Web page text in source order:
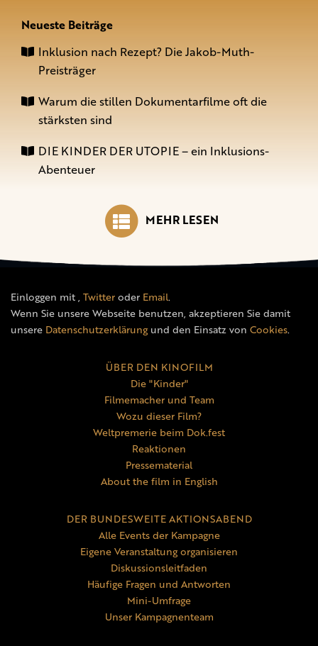
Neueste Beiträge
Inklusion nach Rezept? Die Jakob-Muth-
Preisträger
Warum die stillen Dokumentarfilme oft die
stärksten sind
DIE KINDER DER UTOPIE – ein Inklusions-
Abenteuer
MEHR LESEN
Einloggen mit, Twitteroder Email.
Wenn Sie unsere Webseite benutzen, akzeptieren Sie damit
unsere Datenschutzerklärungund den Einsatz von Cookies.
ÜBER DEN KINOFILM
Die "Kinder"
Filmemacher und Team
Wozu dieser Film?
Weltpremerie beim Dok.fest
Reaktionen
Pressematerial
About the film in English
DER BUNDESWEITE AKTIONSABEND
Alle Events der Kampagne
Eigene Veranstaltung organisieren
Diskussionsleitfaden
Häufige Fragen und Antworten
Mini-Umfrage
Unser Kampagnenteam